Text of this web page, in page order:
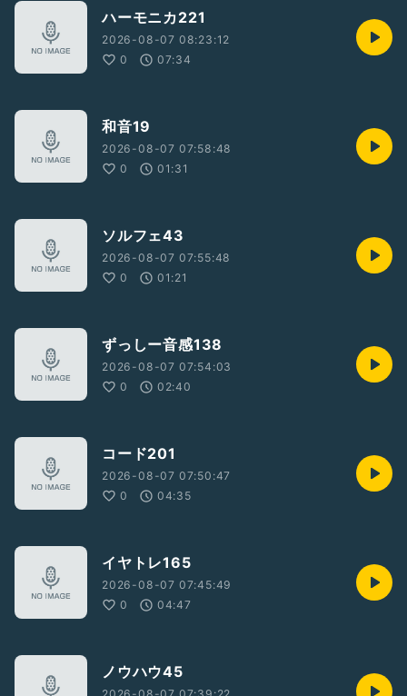
ハーモニカ221
2026-08-07 08:23:12
0
07:34
和音19
2026-08-07 07:58:48
0
01:31
ソルフェ43
2026-08-07 07:55:48
0
01:21
ずっしー音感138
2026-08-07 07:54:03
0
02:40
コード201
2026-08-07 07:50:47
0
04:35
イヤトレ165
2026-08-07 07:45:49
0
04:47
ノウハウ45